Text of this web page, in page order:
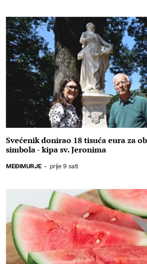
Svećenik donirao 18 tisuća eura za
simbola - kipa sv. Jeronima
MEĐIMURJE - prije 9 sati